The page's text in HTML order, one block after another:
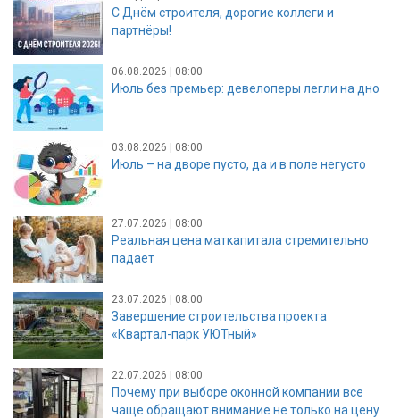
С Днём строителя, дорогие коллеги и
партнёры!
06.08.2026 | 08:00
Июль без премьер: девелоперы легли на дно
03.08.2026 | 08:00
Июль – на дворе пусто, да и в поле негусто
27.07.2026 | 08:00
Реальная цена маткапитала стремительно
падает
23.07.2026 | 08:00
Завершение строительства проекта
«Квартал-парк УЮТный»
22.07.2026 | 08:00
Почему при выборе оконной компании все
чаще обращают внимание не только на цену